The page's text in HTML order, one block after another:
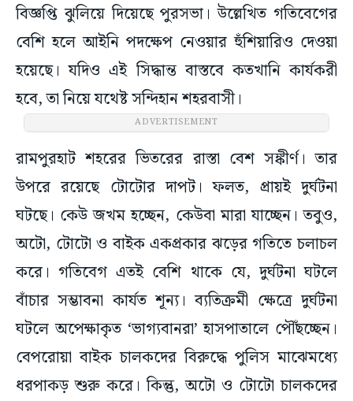
বিজ্ঞপ্তি ঝুলিয়ে দিয়েছে পুরসভা। উল্লেখিত গতিবেগের
বেশি হলে আইনি পদক্ষেপ নেওয়ার হুঁশিয়ারিও দেওয়া
হয়েছে। যদিও এই সিদ্ধান্ত বাস্তবে কতখানি কার্যকরী
হবে, তা নিয়ে যথেষ্ট সন্দিহান শহরবাসী।
ADVERTISEMENT
রামপুরহাট শহরের ভিতরের রাস্তা বেশ সঙ্কীর্ণ। তার
উপরে রয়েছে টোটোর দাপট। ফলত, প্রায়ই দুর্ঘটনা
ঘটছে। কেউ জখম হচ্ছেন, কেউবা মারা যাচ্ছেন। তবুও,
অটো, টোটো ও বাইক একপ্রকার ঝড়ের গতিতে চলাচল
করে। গতিবেগ এতই বেশি থাকে যে, দুর্ঘটনা ঘটলে
বাঁচার সম্ভাবনা কার্যত শূন্য। ব্যতিক্রমী ক্ষেত্রে দুর্ঘটনা
ঘটলে অপেক্ষাকৃত ‘ভাগ্যবানরা’ হাসপাতালে পৌঁছচ্ছেন।
বেপরোয়া বাইক চালকদের বিরুদ্ধে পুলিস মাঝেমধ্যে
ধরপাকড় শুরু করে। কিন্তু, অটো ও টোটো চালকদের